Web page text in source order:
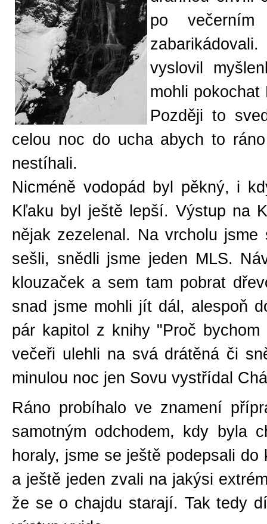
po
vyslovil
mohli
Později to
celou noc do ucha abych to
nestíhali.
Nicméně vodopád byl pěkný, i
Kľaku byl ještě lepší. Výstup na
nějak zezelenal. Na vrcholu
sešli, snědli jsme jeden MLS.
klouzaček a sem tam pobrat
snad jsme mohli jít dál, alespoň
pár kapitol z knihy "Proč
večeři ulehli na svá drátěná či
minulou noc jen Sovu vystřídal
Ráno probíhalo ve znamení
samotným odchodem, kdy byla
horaly, jsme se ještě podepsali
a ještě jeden zvali na jakýsi
že se o chajdu starají. Tak tedy